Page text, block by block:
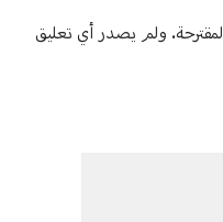
ولم يصدر أي تعليق